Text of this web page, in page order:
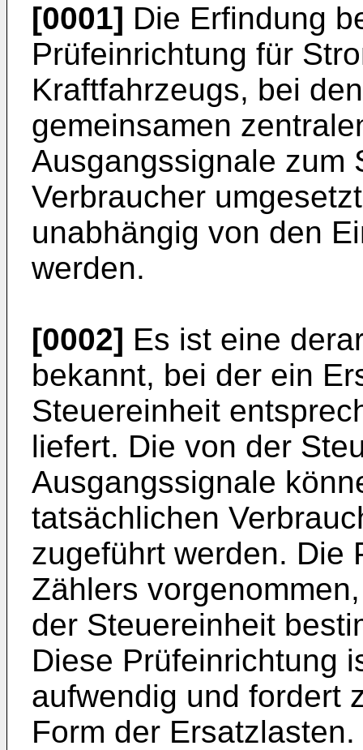
[0001] Die Erfindung
Prüfeinrichtung für
Kraftfahrzeugs, bei
gemeinsamen
Ausgangssignale zum
Verbraucher
unabhängig von den
werden.
[0002] Es ist eine
bekannt, bei der ein
Steuereinheit
liefert. Die von der
Ausgangssignale
tatsächlichen
zugeführt werden. Die
Zählers
der Steuereinheit
Diese Prüfeinrichtung
aufwendig und fordert
Form der Ersatzlasten.